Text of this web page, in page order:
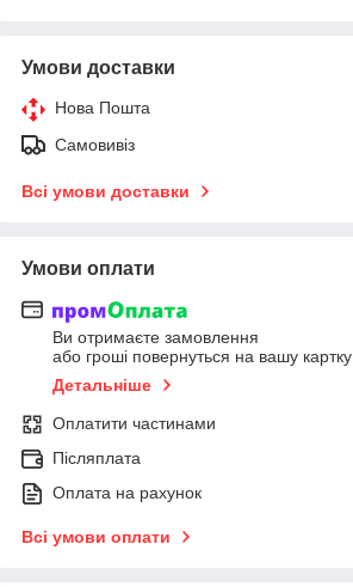
Умови доставки
Нова Пошта
Самовивіз
Всі умови доставки
Умови оплати
Ви отримаєте замовлення
або гроші повернуться на вашу картку
Детальніше
Оплатити частинами
Післяплата
Оплата на рахунок
Всі умови оплати